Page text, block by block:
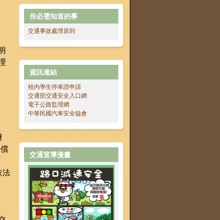
你必需知道的事
交通事故處理原則
資訊連結
校內學生停車證申請
交通部交通安全入口網
電子公路監理網
中華民國汽車安全協會
交通宣導漫畫
法